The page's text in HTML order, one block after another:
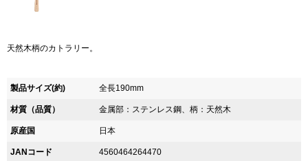
天然木柄のカトラリー。
製品サイズ(約) 全長190mm
材質（品質） 金属部：ステンレス鋼、柄：天然木
原産国 日本
JANコード 4560464264470